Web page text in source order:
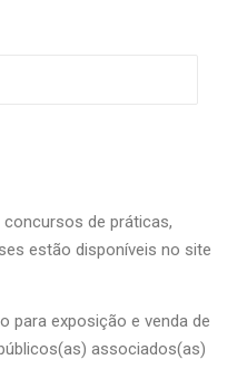
concursos de práticas,
estão disponíveis no site
para exposição e venda de
associados(as)